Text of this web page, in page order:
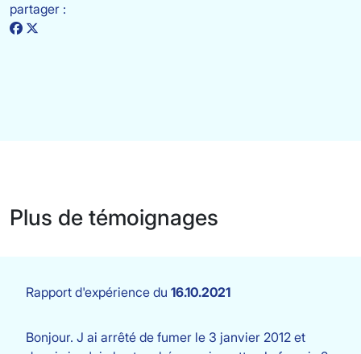
partager :
Plus de témoignages
Rapport d'expérience du 16.10.2021
Bonjour. J ai arrêté de fumer le 3 janvier 2012 et